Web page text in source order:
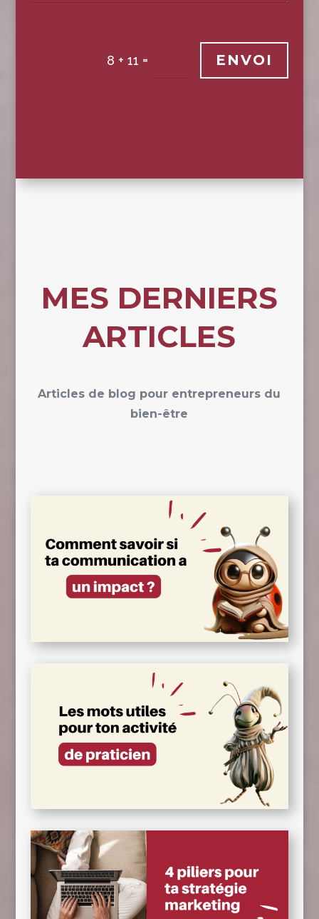
8 + 11 = ENVOI
MES DERNIERS
ARTICLES
Articles de blog pour entrepreneurs du
bien-être